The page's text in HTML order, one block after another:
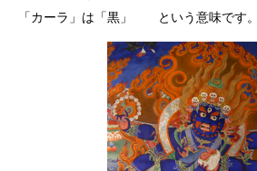
「カーラ」は「黒」 という意味です。